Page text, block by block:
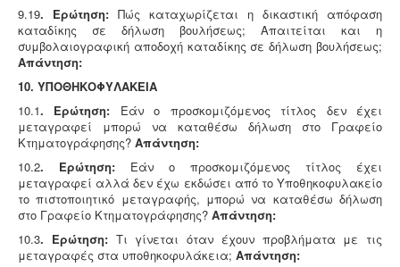
9.19. Ερώτηση: Πώς καταχωρίζεται η δικαστική απόφαση
καταδίκης σε δήλωση βουλήσεως; Απαιτείται και η
συμβολαιογραφική αποδοχή καταδίκης σε δήλωση βουλήσεως;
Απάντηση:
10. ΥΠΟΘΗΚΟΦΥΛΑΚΕΙΑ
10.1. Ερώτηση: Εάν ο προσκομιζόμενος τίτλος δεν έχει
μεταγραφεί μπορώ να καταθέσω δήλωση στο Γραφείο
Κτηματογράφησης? Απάντηση:
10.2. Ερώτηση: Εάν ο προσκομιζόμενος τίτλος έχει
μεταγραφεί αλλά δεν έχω εκδώσει από το Υποθηκοφυλακείο
το πιστοποιητικό μεταγραφής, μπορώ να καταθέσω δήλωση
στο Γραφείο Κτηματογράφησης? Απάντηση:
10.3. Ερώτηση: Τι γίνεται όταν έχουν προβλήματα με τις
μεταγραφές στα υποθηκοφυλάκεια; Απάντηση: